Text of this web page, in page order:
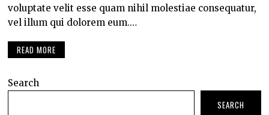
voluptate velit esse quam nihil molestiae consequatur,
vel illum qui dolorem eum.…
READ MORE
Search
SEARCH